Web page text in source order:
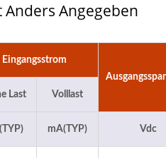
Angegeben
Eingangsstrom
Last Volllast
mA(TYP) Vdc